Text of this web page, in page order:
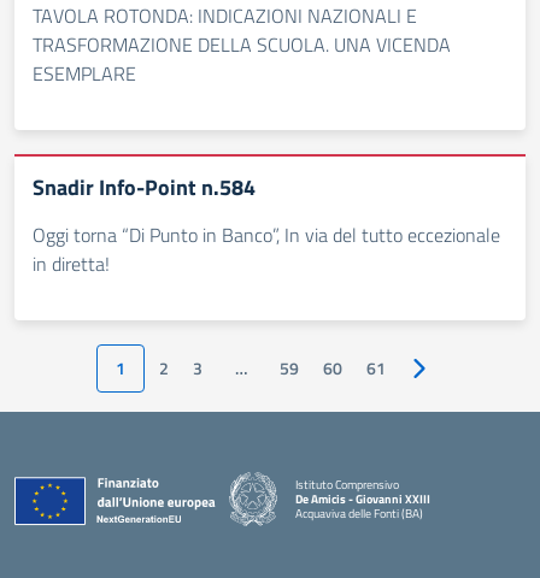
TAVOLA ROTONDA: INDICAZIONI NAZIONALI E
TRASFORMAZIONE DELLA SCUOLA. UNA VICENDA
ESEMPLARE
Snadir Info-Point n.584
Oggi torna “Di Punto in Banco”, In via del tutto eccezionale
in diretta!
1 2 3 … 59 60 61 Pagina
Istituto Comprensivo
De Amicis - Giovanni XXIII
Acquaviva delle Fonti (BA)
— Visita la pagina iniziale della scuola